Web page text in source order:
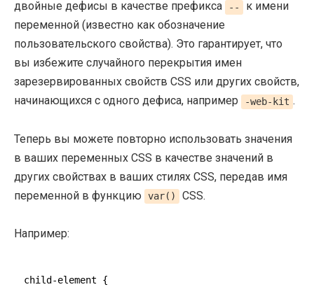
двойные дефисы в качестве префикса --
к имени
переменной (известно как обозначение
пользовательского свойства). Это гарантирует, что
вы избежите случайного перекрытия имен
зарезервированных свойств CSS или других свойств,
начинающихся с одного дефиса, например
-web-kit .
Теперь вы можете повторно использовать значения
в ваших переменных CSS в качестве значений в
других свойствах в ваших стилях CSS, передав имя
переменной в функцию
var() CSS.
Например:
child-element {